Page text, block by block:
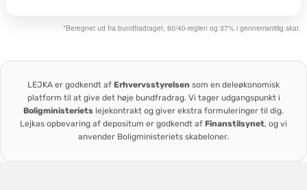
*Beregnet ud fra bundfradraget, 60/40-reglen og 37% i gennemsnitlig skat.
LEJKA er godkendt af Erhvervsstyrelsen som en deleøkonomisk
platform til at give det høje bundfradrag. Vi tager udgangspunkt i
Boligministeriets lejekontrakt og giver ekstra formuleringer til dig.
Lejkas opbevaring af depositum er godkendt af Finanstilsynet, og vi
anvender Boligministeriets skabeloner.